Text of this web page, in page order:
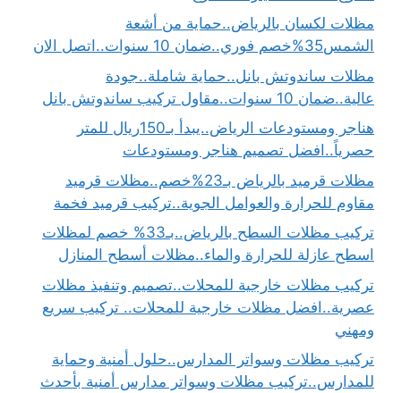
مظلات لكسان بالرياض..حماية من أشعة
الشمس35%خصم فوري..ضمان 10 سنوات..اتصل الان
مظلات ساندوتش بانل..حماية شاملة..جودة
عالية..ضمان 10 سنوات..مقاول تركيب ساندوتش بانل
هناجر ومستودعات الرياض..يبدأ بـ150ريال للمتر
حصرياً..افضل تصميم هناجر ومستودعات
مظلات قرميد بالرياض بـ23%خصم..مظلات قرميد
مقاوم للحرارة والعوامل الجوية..تركيب قرميد فخمة
تركيب مظلات السطح بالرياض..بـ33% خصم لمظلات
اسطح عازلة للحرارة والماء..مظلات أسطح المنازل
تركيب مظلات خارجية للمحلات..تصميم وتنفيذ مظلات
عصرية..افضل مظلات خارجية للمحلات.. تركيب سريع
ومهني
تركيب مظلات وسواتر المدارس..حلول أمنية وحماية
للمدارس..تركيب مظلات وسواتر مدارس أمنية بأحدث